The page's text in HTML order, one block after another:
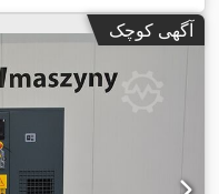
آگهی کوچک